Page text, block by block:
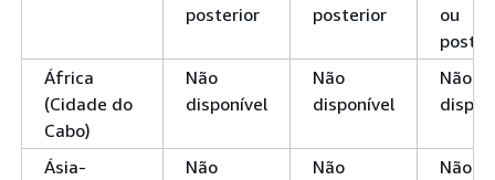
posterior
posterior
ou
África
(Cidade do
Cabo)
Não
disponível
Não
disponível
Não
Ásia-
Não
Não
Não